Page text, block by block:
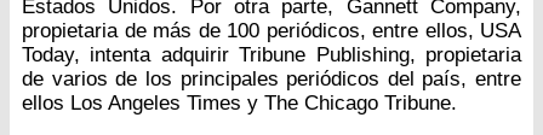
Estados Unidos. Por otra parte, Gannett Company,
propietaria de más de 100 periódicos, entre ellos, USA
Today, intenta adquirir Tribune Publishing, propietaria
de varios de los principales periódicos del país, entre
ellos Los Angeles Times y The Chicago Tribune.